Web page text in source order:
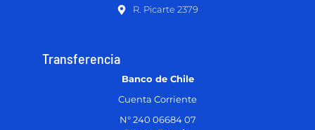
R. Picarte 2379
Transferencia
Banco de Chile
Cuenta Corriente
N° 240 06684 07